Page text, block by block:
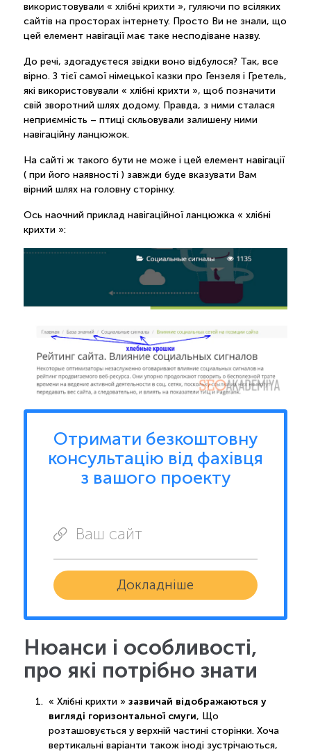
використовували « хлібні крихти », гуляючи по всіляких
сайтів на просторах інтернету. Просто Ви не знали, що
цей елемент навігації має таке несподіване назву.
До речі, здогадуєтеся звідки воно відбулося? Так, все
вірно. З тієї самої німецької казки про Гензеля і Гретель,
які використовували « хлібні крихти », щоб позначити
свій зворотний шлях додому. Правда, з ними сталася
неприємність – птиці скльовували залишену ними
навігаційну ланцюжок.
На сайті ж такого бути не може і цей елемент навігації
( при його наявності ) завжди буде вказувати Вам
вірний шлях на головну сторінку.
Ось наочний приклад навігаційної ланцюжка « хлібні
крихти »:
Отримати безкоштовну
консультацію від фахівця
з вашого проекту
Ваш сайт
Докладніше
Нюанси і особливості,
про які потрібно знати
« Хлібні крихти » зазвичай відображаються у
вигляді горизонтальної смуги, Що
розташовується у верхній частині сторінки. Хоча
вертикальні варіанти також іноді зустрічаються,